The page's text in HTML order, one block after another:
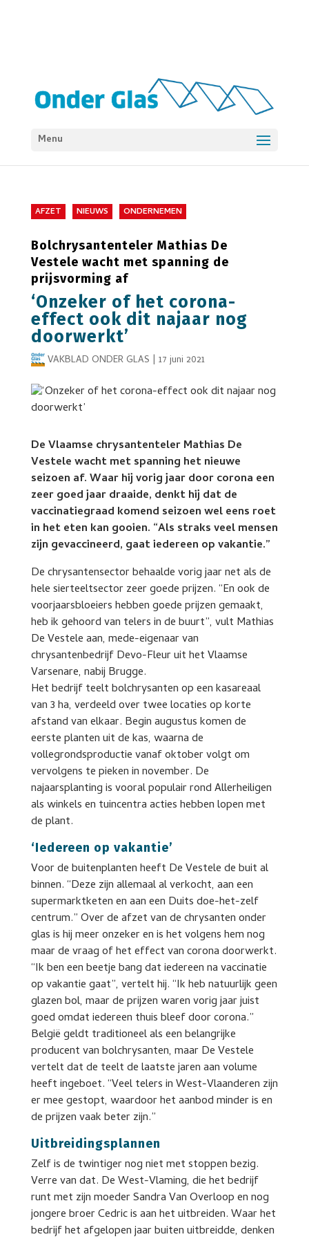
Menu
AFZET NIEUWS ONDERNEMEN
Bolchrysantenteler Mathias De
Vestele wacht met spanning de
prijsvorming af
‘Onzeker of het corona-
effect ook dit najaar nog
doorwerkt’
VAKBLAD ONDER GLAS | 17 juni 2021
De Vlaamse chrysantenteler Mathias De
Vestele wacht met spanning het nieuwe
seizoen af. Waar hij vorig jaar door corona een
zeer goed jaar draaide, denkt hij dat de
vaccinatiegraad komend seizoen wel eens roet
in het eten kan gooien. “Als straks veel mensen
zijn gevaccineerd, gaat iedereen op vakantie.”
De chrysantensector behaalde vorig jaar net als de
hele sierteeltsector zeer goede prijzen. “En ook de
voorjaarsbloeiers hebben goede prijzen gemaakt,
heb ik gehoord van telers in de buurt”, vult Mathias
De Vestele aan, mede-eigenaar van
chrysantenbedrijf Devo-Fleur uit het Vlaamse
Varsenare, nabij Brugge.
Het bedrijf teelt bolchrysanten op een kasareaal
van 3 ha, verdeeld over twee locaties op korte
afstand van elkaar. Begin augustus komen de
eerste planten uit de kas, waarna de
vollegrondsproductie vanaf oktober volgt om
vervolgens te pieken in november. De
najaarsplanting is vooral populair rond Allerheiligen
als winkels en tuincentra acties hebben lopen met
de plant.
‘Iedereen op vakantie’
Voor de buitenplanten heeft De Vestele de buit al
binnen. “Deze zijn allemaal al verkocht, aan een
supermarktketen en aan een Duits doe-het-zelf
centrum.” Over de afzet van de chrysanten onder
glas is hij meer onzeker en is het volgens hem nog
maar de vraag of het effect van corona doorwerkt.
“Ik ben een beetje bang dat iedereen na vaccinatie
op vakantie gaat”, vertelt hij. “Ik heb natuurlijk geen
glazen bol, maar de prijzen waren vorig jaar juist
goed omdat iedereen thuis bleef door corona.”
België geldt traditioneel als een belangrijke
producent van bolchrysanten, maar De Vestele
vertelt dat de teelt de laatste jaren aan volume
heeft ingeboet. “Veel telers in West-Vlaanderen zijn
er mee gestopt, waardoor het aanbod minder is en
de prijzen vaak beter zijn.”
Uitbreidingsplannen
Zelf is de twintiger nog niet met stoppen bezig.
Verre van dat. De West-Vlaming, die het bedrijf
runt met zijn moeder Sandra Van Overloop en nog
jongere broer Cedric is aan het uitbreiden. Waar het
bedrijf het afgelopen jaar buiten uitbreidde, denken